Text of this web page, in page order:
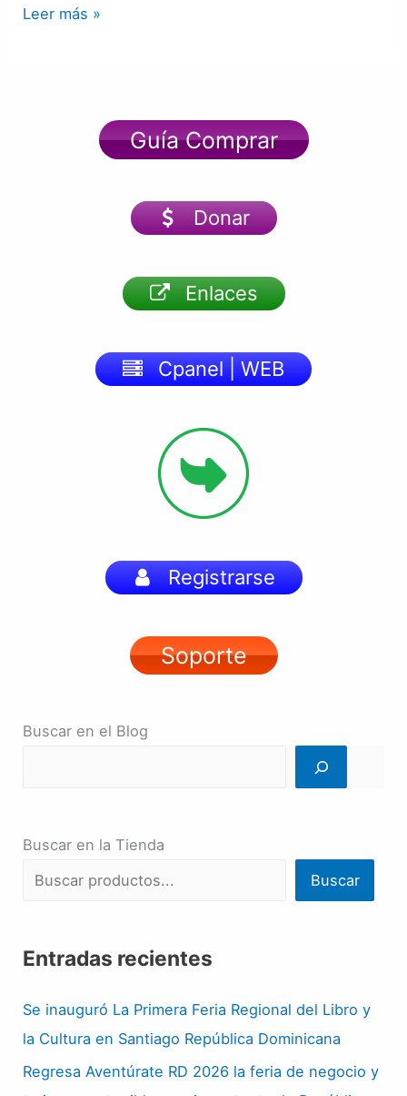
Leer más »
Guía Comprar
Donar
Enlaces
Cpanel | WEB
Registrarse
Soporte
Buscar en el Blog
Buscar en la Tienda
Buscar
Entradas recientes
Se inauguró La Primera Feria Regional del Libro y
la Cultura en Santiago República Dominicana
Regresa Aventúrate RD 2026 la feria de negocio y